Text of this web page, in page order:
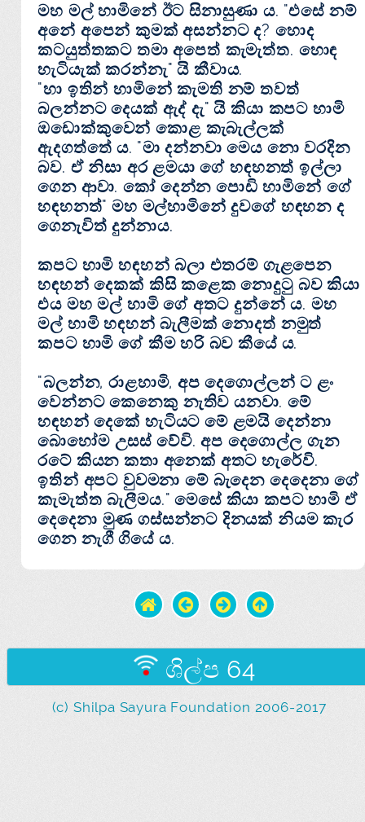
මහ මල් හාමිනේ ඊට සිනාසුණා ය. "එසේ නම්
අනේ අපෙන් කුමක්‌ අසන්නට ද? හොද
කටයුත්තකට තමා අපෙත් කැමැත්ත. හොඳ
හැටියැක්‌ කරන්නැ" යි කීවාය.
"හා ඉතින් හාමිනේ කැමති නම් තවත්
බලන්නට දෙයක්‌ ඇද් දැ" යි කියා කපට හාමි
ඔඩොක්‌කුවෙන් කොළ කැබැල්ලක්‌
ඇදගත්තේ ය. "මා දන්නවා මෙය නො වරදින
බව. ඒ නිසා අර ළමයා ගේ හඳහනත් ඉල්ලා
ගෙන ආවා. කෝ දෙන්න පොඩි හාමිනේ ගේ
හඳහනත්" මහ මල්හාමිනේ දුවගේ හඳහන ද
ගෙනැවිත් දුන්නාය.
කපට හාමි හඳහන් බලා එතරම් ගැළපෙන
හඳහන් දෙකක්‌ කිසි කළෙක නොදුටු බව කියා
එය මහ මල් හාමි ගේ අතට දුන්නේ ය. මහ
මල් හාමි හඳහන් බැලීමක්‌ නොදත් නමුත්
කපට හාමි ගේ කීම හරි බව කීයේ ය.
"බලන්න, රාළහාමි, අප දෙගොල්ලන් ට ළං
වෙන්නට කෙනෙකු නැතිව යනවා. මේ
හඳහන් දෙකේ හැටියට මේ ළමයි දෙන්නා
බොහෝම උසස්‌ වේවි. අප දෙගොල්ල ගැන
රටේ කියන කතා අනෙක්‌ අතට හැරේවි.
ඉතින් අපට වුවමනා මේ බැදෙන දෙදෙනා ගේ
කැමැත්ත බැලීමය." මෙසේ කියා කපට හාමි ඒ
දෙදෙනා මුණ ගස්‌සන්නට දිනයක්‌ නියම කැර
ගෙන නැගී ගියේ ය.
ශිල්ප 64
(c) Shilpa Sayura Foundation 2006-2017